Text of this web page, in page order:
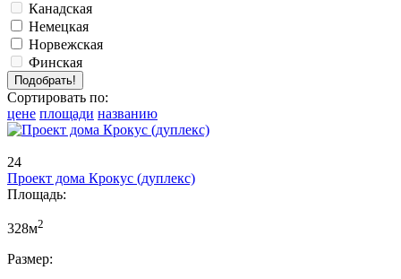
Канадская
Немецкая
Норвежская
Финская
Сортировать по:
цене площади названию
24
Проект дома Крокус (дуплекс)
Площадь:
328м2
Размер: